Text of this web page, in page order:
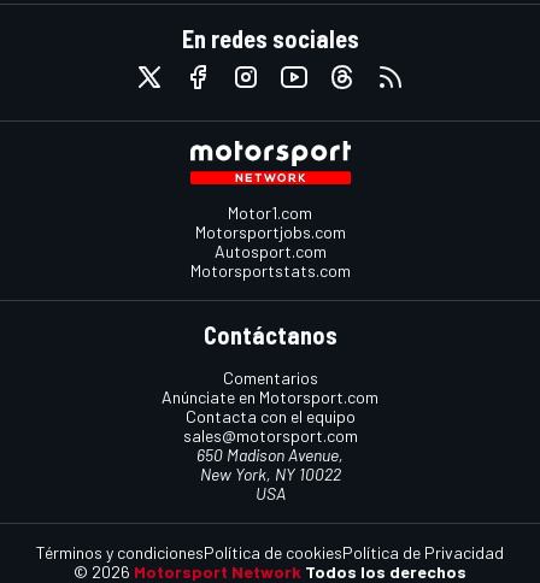
En redes sociales
Motor1.com
Motorsportjobs.com
Autosport.com
Motorsportstats.com
Contáctanos
Comentarios
Anúnciate en Motorsport.com
Contacta con el equipo
sales@motorsport.com
650 Madison Avenue,
New York, NY 10022
USA
© 2026 Motorsport Network Todos los derechos
Términos y condicionesPolítica de cookiesPolítica de Privacidad